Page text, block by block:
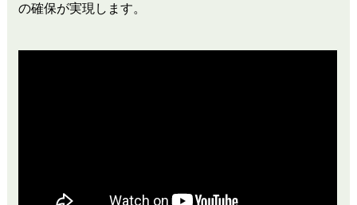
の確保が実現します。